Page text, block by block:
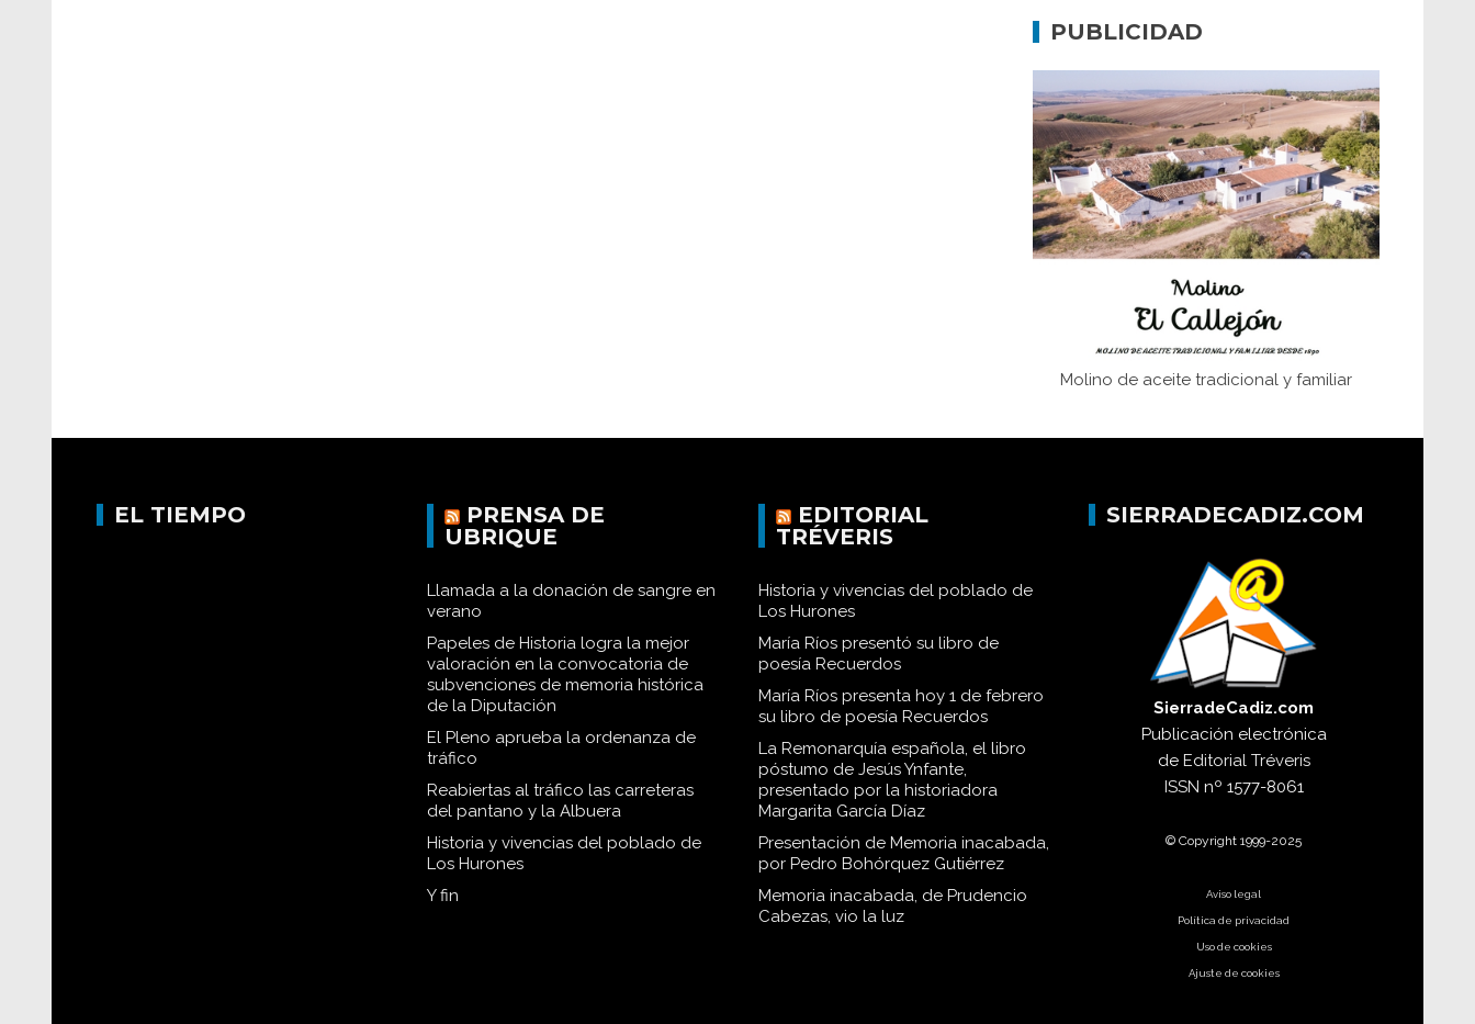
concentración nazis
fundaciones de Bornos
El Frente Popular. Ubrique, febrero-julio
1936
Juntar las letras. La alfabetización en el
campo: del afán de saber a la
Historia y vivencias del poblado de Los
PUBLICIDAD
Molino de aceite tradicional y familiar
EL TIEMPO
PRENSA DE
UBRIQUE
Llamada a la donación de sangre en
verano
Papeles de Historia logra la mejor
valoración en la convocatoria de
subvenciones de memoria histórica
de la Diputación
El Pleno aprueba la ordenanza de
tráfico
Reabiertas al tráfico las carreteras
del pantano y la Albuera
Historia y vivencias del poblado de
Los Hurones
Y fin
EDITORIAL
TRÉVERIS
Historia y vivencias del poblado de
Los Hurones
María Ríos presentó su libro de
poesía Recuerdos
María Ríos presenta hoy 1 de febrero
su libro de poesía Recuerdos
La Remonarquía española, el libro
póstumo de Jesús Ynfante,
presentado por la historiadora
Margarita García Díaz
Presentación de Memoria inacabada,
por Pedro Bohórquez Gutiérrez
Memoria inacabada, de Prudencio
Cabezas, vio la luz
SIERRADECADIZ.COM
SierradeCadiz.com
Publicación electrónica
de Editorial Tréveris
ISSN nº 1577-8061
© Copyright 1999-2025
Aviso legal
Política de privacidad
Uso de cookies
Ajuste de cookies